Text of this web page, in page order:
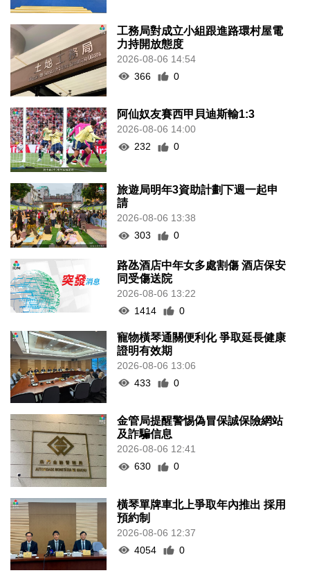
工務局對成立小組跟進路環村屋電
力持開放態度
2026-08-06 14:54
366
0
阿仙奴友賽西甲貝迪斯輸1:3
2026-08-06 14:00
232
0
旅遊局明年3資助計劃下週一起申
請
2026-08-06 13:38
303
0
路氹酒店中年女多處割傷 酒店保安
同受傷送院
2026-08-06 13:22
1414
0
寵物橫琴通關便利化 爭取延長健康
證明有效期
2026-08-06 13:06
433
0
金管局提醒警惕偽冒保誠保險網站
及詐騙信息
2026-08-06 12:41
630
0
橫琴單牌車北上爭取年內推出 採用
預約制
2026-08-06 12:37
4054
0